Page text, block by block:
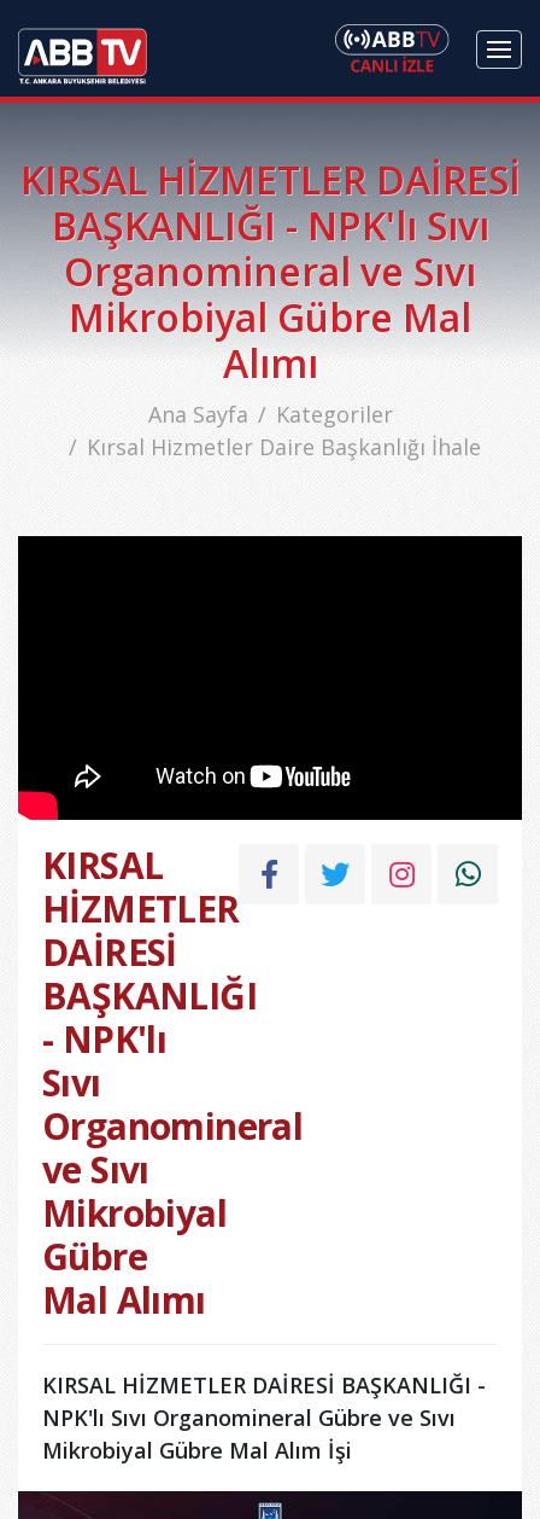
KIRSAL HİZMETLER DAİRESİ
BAŞKANLIĞI - NPK'lı Sıvı
Organomineral ve Sıvı
Mikrobiyal Gübre Mal
Alımı
Ana Sayfa
Kategoriler
Kırsal Hizmetler Daire Başkanlığı İhale
KIRSAL
HİZMETLER
DAİRESİ
BAŞKANLIĞI
- NPK'lı
Sıvı
Organomineral
ve Sıvı
Mikrobiyal
Gübre
Mal Alımı
KIRSAL HİZMETLER DAİRESİ BAŞKANLIĞI -
NPK'lı Sıvı Organomineral Gübre ve Sıvı
Mikrobiyal Gübre Mal Alım İşi